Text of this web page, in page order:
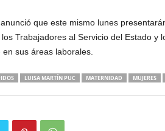
que este mismo lunes
Trabajadores al Servicio del Estado y
sus áreas laborales.
LUISA MARTÍN PUC MATERNIDAD MUJERES